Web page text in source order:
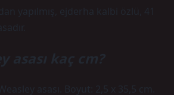
yapılmış, ejderha kalbi özlü, 41
asası kaç cm?
asası. Boyut: 2,5 x 35,5 cm.